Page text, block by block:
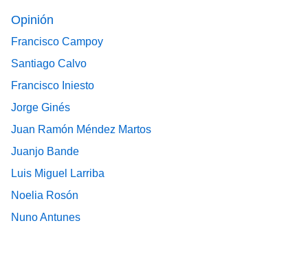
Opinión
Francisco Campoy
Santiago Calvo
Francisco Iniesto
Jorge Ginés
Juan Ramón Méndez Martos
Juanjo Bande
Luis Miguel Larriba
Noelia Rosón
Nuno Antunes